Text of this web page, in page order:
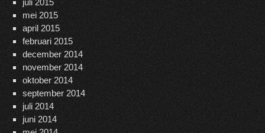
juli 2015
mei 2015
april 2015
februari 2015
december 2014
november 2014
oktober 2014
september 2014
juli 2014
juni 2014